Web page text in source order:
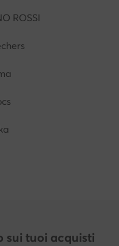
ROSSI
sui tuoi acquisti